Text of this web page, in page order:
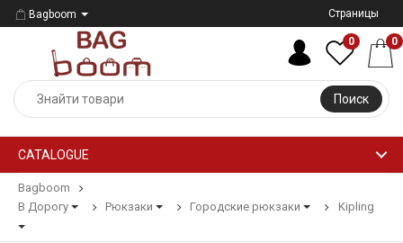
Bagboom Страницы
Поиск
0 0
CATALOGUE
Bagboom
В Дорогу
Рюкзаки Городские рюкзаки Kipling